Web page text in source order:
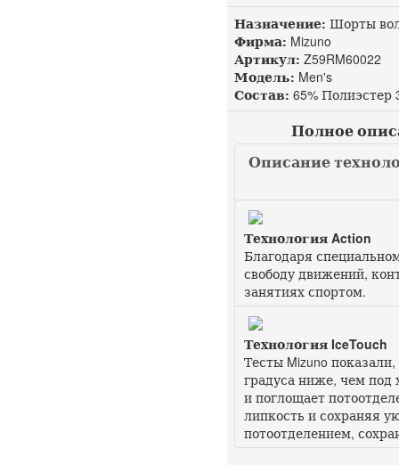
Назначение: Шорты
Фирма: Mizuno
Артикул: Z59RM60022
Модель: Men's
Состав: 65% Полиэстер
Полное
Описание
Технология Action
Благодаря
свободу движений,
занятиях спортом.
Технология IceTouch
Тесты Mizuno
градуса ниже, чем под
и поглощает
липкость и сохраняя
потоотделением,